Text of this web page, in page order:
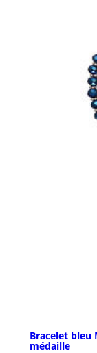
Bracelet bleu
médaille